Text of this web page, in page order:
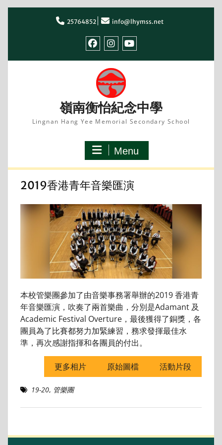
25764852 info@lhymss.net
嶺南衡怡紀念中學
Lingnan Hang Yee Memorial Secondary School
Menu
2019香港青年音樂匯演
本校管樂團參加了由音樂事務署舉辦的2019 香港青
年音樂匯演，吹奏了兩首樂曲，分別是Adamant 及
Academic Festival Overture，最後獲得了銅獎，各
團員為了比賽都努力加緊練習，務求發揮最佳水
準，再次感謝指揮和各團員的付出。
更多相片 原始圖檔 活動片段
19-20, 管樂團